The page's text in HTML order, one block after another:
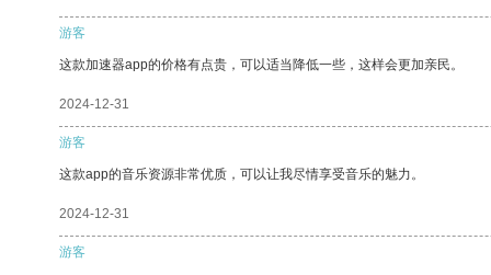
游客
这款加速器app的价格有点贵，可以适当降低一些，这样会更加亲民。
2024-12-31
游客
这款app的音乐资源非常优质，可以让我尽情享受音乐的魅力。
2024-12-31
游客